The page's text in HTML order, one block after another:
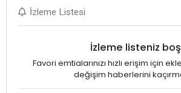
İzleme Listesi
İzleme listeniz boş
Favori emtialarınızı hızlı erişim için
değişim haberlerini